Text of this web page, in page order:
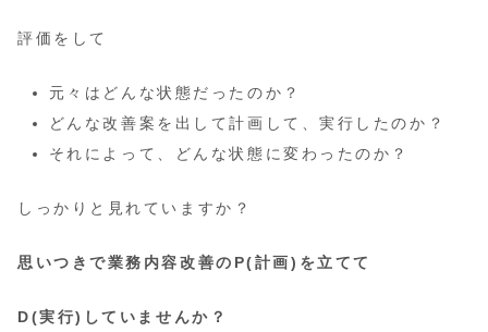
評価をして
元々はどんな状態だったのか？
どんな改善案を出して計画して、実行したのか？
それによって、どんな状態に変わったのか？
しっかりと見れていますか？
思いつきで業務内容改善のP(計画)を立てて
D(実行)していませんか？